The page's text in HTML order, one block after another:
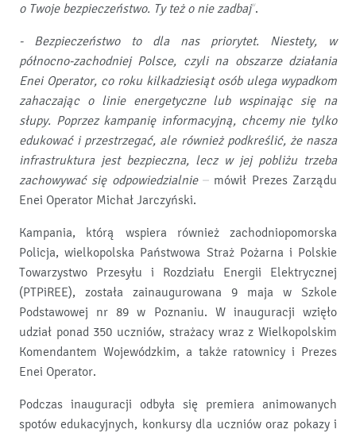
o Twoje bezpieczeństwo. Ty też o nie zadbaj”.
- Bezpieczeństwo to dla nas priorytet. Niestety, w
północno-zachodniej Polsce, czyli na obszarze działania
Enei Operator, co roku kilkadziesiąt osób ulega wypadkom
zahaczając o linie energetyczne lub wspinając się na
słupy. Poprzez kampanię informacyjną, chcemy nie tylko
edukować i przestrzegać, ale również podkreślić, że nasza
infrastruktura jest bezpieczna, lecz w jej pobliżu trzeba
zachowywać się odpowiedzialnie – mówił Prezes Zarządu
Enei Operator Michał Jarczyński.
Kampania, którą wspiera również zachodniopomorska
Policja, wielkopolska Państwowa Straż Pożarna i Polskie
Towarzystwo Przesyłu i Rozdziału Energii Elektrycznej
(PTPiREE), została zainaugurowana 9 maja w Szkole
Podstawowej nr 89 w Poznaniu. W inauguracji wzięło
udział ponad 350 uczniów, strażacy wraz z Wielkopolskim
Komendantem Wojewódzkim, a także ratownicy i Prezes
Enei Operator.
Podczas inauguracji odbyła się premiera animowanych
spotów edukacyjnych, konkursy dla uczniów oraz pokazy i